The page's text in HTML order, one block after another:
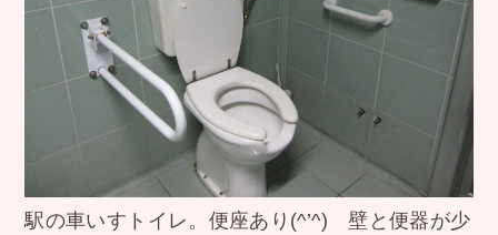
駅の車いすトイレ。便座あり(^’^) 壁と便器が少